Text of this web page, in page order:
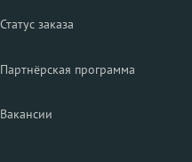
Статус заказа
Партнёрская программа
Вакансии